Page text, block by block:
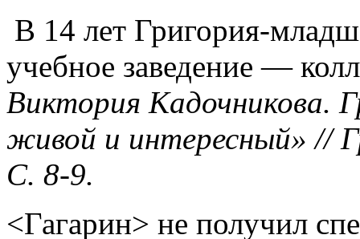
В 14 лет Григория-
учебное заведение —
Виктория Кадочникова.
живой и интересный» //
С. 8-9.
<Гагарин> не получил